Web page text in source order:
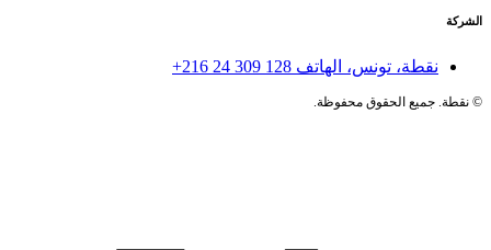
الشركة
نقطة، تونس، الهاتف +216 24 309 128
©نقطة. جميع الحقوق محفوظة.